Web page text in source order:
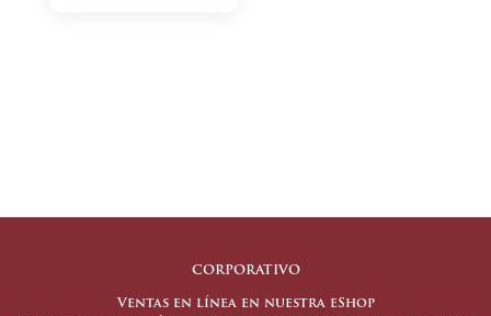
CORPORATIVO
Ventas en línea en nuestra eShop